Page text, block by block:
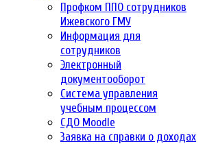
Профком ППО сотрудников
Ижевского ГМУ
Информация для
сотрудников
Электронный
документооборот
Система управления
учебным процессом
СДО Moodle
Заявка на справки о доходах